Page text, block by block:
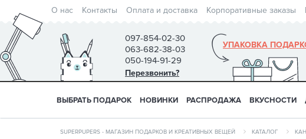
О нас Контакты Оплата и доставка Корпоративные заказы
097-854-02-30
063-682-38-03
050-194-91-29
Перезвонить?
УПАКОВКА
ВЫБРАТЬ ПОДАРОК НОВИНКИ РАСПРОДАЖА ВКУСНОСТИ
SUPERPUPERS - МАГАЗИН ПОДАРКОВ И КРЕАТИВНЫХ ВЕЩЕЙ КАТАЛОГ